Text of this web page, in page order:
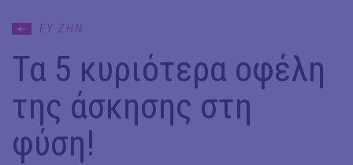
ΕΥ ΖΗΝ
Τα 5 κυριότερα οφέλη
της άσκησης στη
φύση!